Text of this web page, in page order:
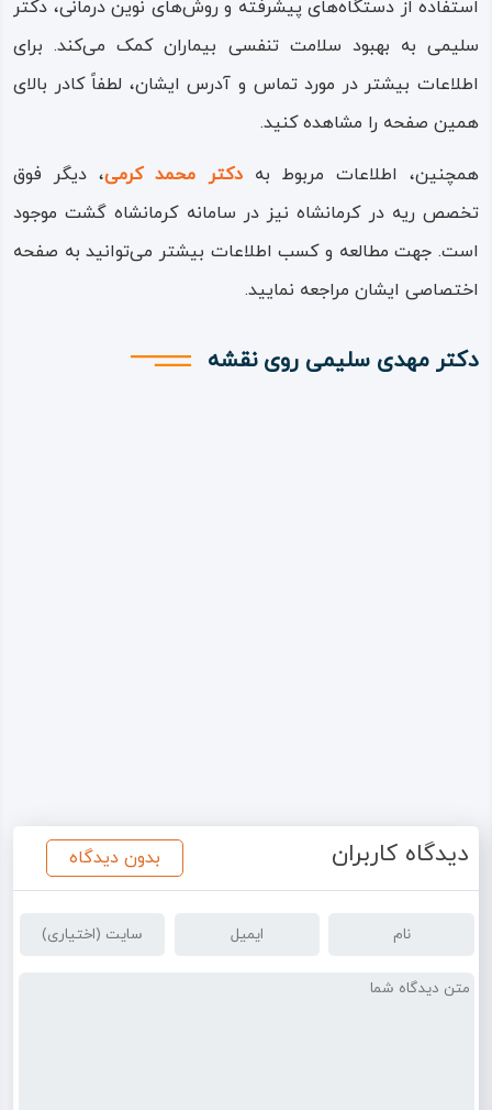
استفاده از دستگاه‌های پیشرفته و روش‌های نوین درمانی، دکتر
سلیمی به بهبود سلامت تنفسی بیماران کمک می‌کند. برای
اطلاعات بیشتر در مورد تماس و آدرس ایشان، لطفاً کادر بالای
همین صفحه را مشاهده کنید.
همچنین، اطلاعات مربوط بهدکتر محمد کرمی، دیگر فوق
تخصص ریه در کرمانشاه نیز در سامانه کرمانشاه گشت موجود
است. جهت مطالعه و کسب اطلاعات بیشتر می‌توانید به صفحه
اختصاصی ایشان مراجعه نمایید.
دکتر مهدی سلیمی روی نقشه
دیدگاه کاربران بدون دیدگاه